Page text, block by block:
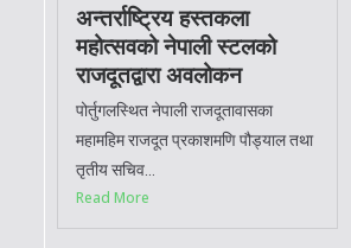
अन्तर्राष्ट्रिय हस्तकला
महोत्सवको नेपाली स्टलको
राजदूतद्वारा अवलोकन
पोर्तुगलस्थित नेपाली राजदूतावासका
महामहिम राजदूत प्रकाशमणि पौड्याल तथा
तृतीय सचिव...
Read More